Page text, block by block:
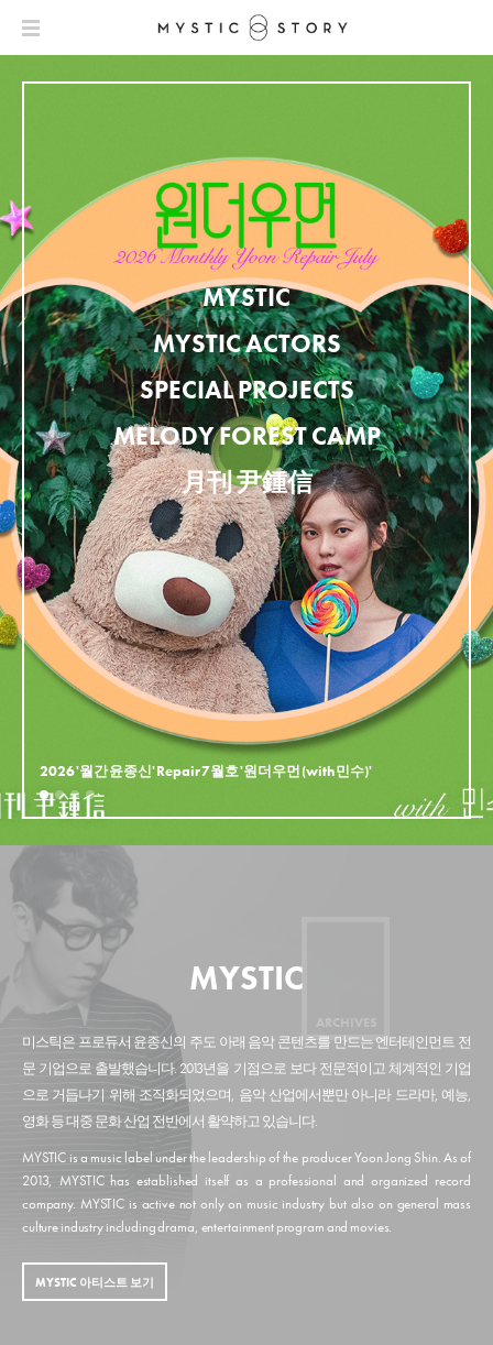
MYSTIC
MYSTIC ACTORS
SPECIAL PROJECTS
MELODY FOREST CAMP
月刊 尹鍾信
2026 '월간 윤종신' Repair 7월호 '원더우먼 (with 민수)'
MYSTIC
미스틱은 프로듀서 윤종신의 주도 아래 음악 콘텐츠를 만드는 엔터테인먼트 전
문 기업으로 출발했습니다. 2013년을 기점으로 보다 전문적이고 체계적인 기업
으로 거듭나기 위해 조직화되었으며, 음악 산업에서뿐만 아니라 드라마, 예능,
영화 등 대중 문화 산업 전반에서 활약하고 있습니다.
MYSTIC is a music label under the leadership of the producer Yoon Jong Shin. As of
2013, MYSTIC has established itself as a professional and organized record
company. MYSTIC is active not only on music industry but also on general mass
culture industry including drama, entertainment program and movies.
MYSTIC 아티스트 보기